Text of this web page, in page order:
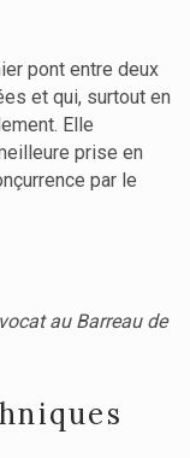
pont entre deux
et qui, surtout en
Elle
prise en
par le
au Barreau de